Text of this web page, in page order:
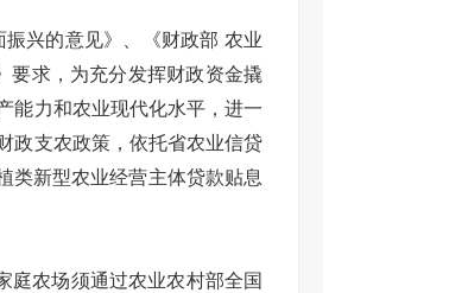
兴的意见》、《财政部 农业
要求，为充分发挥财政资金撬
能力和农业现代化水平，进一
政支农政策，依托省农业信贷
类新型农业经营主体贷款贴息
庭农场须通过农业农村部全国